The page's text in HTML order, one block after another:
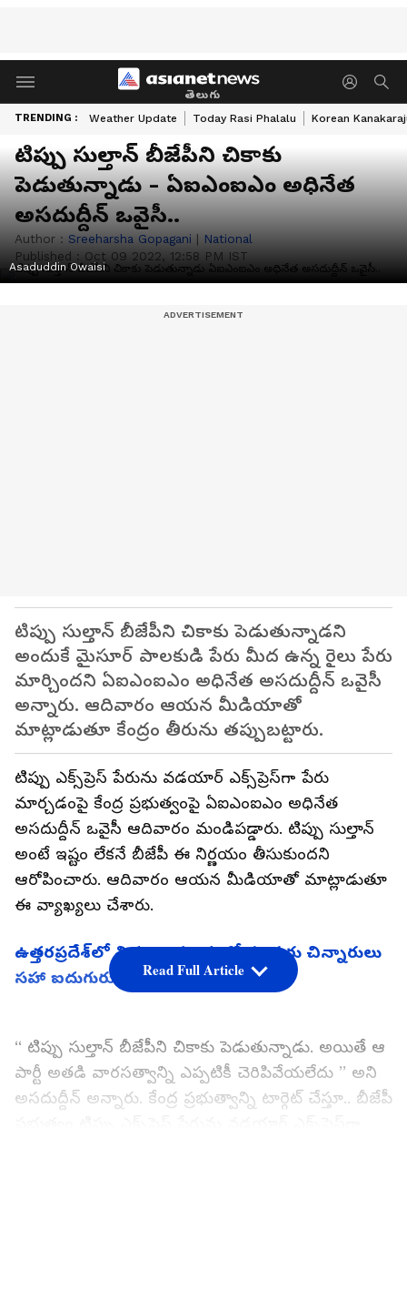
తెలుగు
TRENDING : Weather Update Today Rasi Phalalu Korean
టిప్పు సుల్తాన్ బీజేపీని చికాకు
పెడుతున్నాడు - ఏఐఎంఐఎం అధినేత
అస‌దుద్దీన్ ఒవైసీ..
Author : Sreeharsha Gopagani | National
Published : Oct 09 2022, 12:58 PM IST
Asaduddin Owaisi
టిప్పు సుల్తాన్ బీజేపీని చికాకు పెడుతున్నాడని
అందుకే మైసూర్ పాలకుడి పేరు మీద ఉన్న రైలు పేరు
మార్చిందని ఏఐఎంఐఎం అధినేత అస‌దుద్దీన్ ఒవైసీ
అన్నారు. ఆదివారం ఆయన మీడియాతో
మాట్లాడుతూ కేంద్రం తీరును తప్పుబట్టారు.
టిప్పు ఎక్స్‌ప్రెస్ పేరును వడయార్ ఎక్స్‌ప్రెస్‌గా పేరు
మార్చడంపై కేంద్ర ప్రభుత్వంపై ఏఐఎంఐఎం అధినేత
అసదుద్దీన్ ఒవైసీ ఆదివారం మండిపడ్డారు. టిప్పు సుల్తాన్
అంటే ఇష్టం లేకనే బీజేపీ ఈ నిర్ణయం తీసుకుందని
ఆరోపించారు. ఆదివారం ఆయ‌న మీడియాతో మాట్లాడుతూ
ఈ వ్యాఖ్య‌లు చేశారు.
ఉత్తరప్రదేశ్‌లో విద్యుదాఘాతంతో ముగ్గురు చిన్నారులు
సహా ఐదుగురు దుర్మరణం
‘‘ టిప్పు సుల్తాన్ బీజేపీని చికాకు పెడుతున్నాడు. అయితే ఆ
పార్టీ అతడి వారసత్వాన్ని ఎప్పటికీ చెరిపివేయలేదు ’’ అని
అసదుద్దీన్ అన్నారు. కేంద్ర ప్రభుత్వాన్ని టార్గెట్ చేస్తూ.. బీజేపీ
Read Full Article